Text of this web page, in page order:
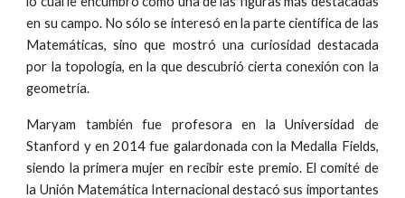
en su campo. No sólo se interesó en la parte científica de las
Matemáticas, sino que mostró una curiosidad destacada
por la topología, en la que descubrió cierta conexión con la
geometría.
Maryam también fue profesora en la Universidad de
Stanford y en 2014 fue galardonada con la Medalla Fields,
siendo la primera mujer en recibir este premio. El comité de
la Unión Matemática Internacional destacó sus importantes